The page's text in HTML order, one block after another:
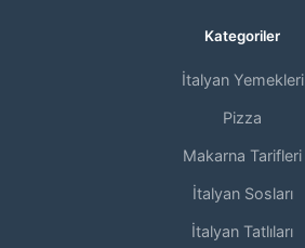
Kategoriler
İtalyan Yemekleri
Pizza
Makarna Tarifleri
İtalyan Sosları
İtalyan Tatlıları